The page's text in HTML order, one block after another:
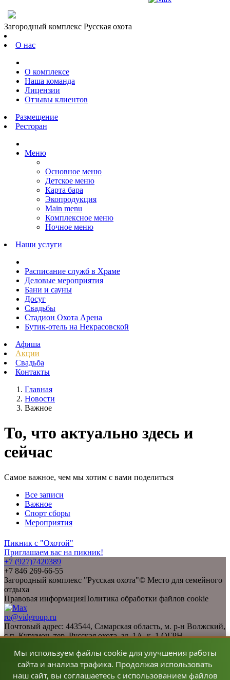
Мы используем файлы cookie для улучшения работы
сайта и анализа трафика. Продолжая использовать
наш сайт, вы соглашаетесь с использованием файлов
Загородный комплекс Русская охота
О нас
О комплексе
Наша команда
Лицензии
Отзывы клиентов
Размещение
Ресторан
Меню
Основное меню
Детское меню
Карта бара
Экопродукция
Main menu
Комплексное меню
Ночное меню
Наши услуги
Расписание служб в Храме
Деловые мероприятия
Бани и сауны
Досуг
Свадьбы
Стадион Охота Арена
Бутик-отель на Некрасовской
Афиша
Акции
Свадьба
Контакты
Главная
Новости
Важное
То, что актуально здесь и
сейчас
Самое важное, чем мы хотим с вами поделиться
Все записи
Важное
Спорт сборы
Мероприятия
Пикник с "Охотой"
Приглашаем вас на пикник!
+7 (927)7420389
+7 846 269-66-55
Загородный комплекс "Русская охота"© Место для семейного
отдыха
Правовая информацияПолитика обработки файлов cookie
ro@vidgroup.ru
Почтовый адрес: 443544, Самарская область, м. р-н Волжский,
с.п. Курумоч, тер. Русская охота, зд. 1А, к. 1 ОГРН —
расчетный счет 40702810629180011482 Филиал
«Нижегородский» АО «Альфа-Банк»БИК 042202824к/сч
30101810200000000824 Номер телефона 8-(846) 269-66-55